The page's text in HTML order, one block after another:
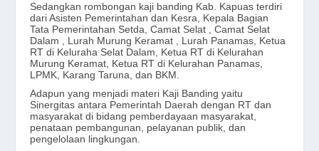
Sedangkan rombongan kaji banding Kab. Kapuas terdiri
dari Asisten Pemerintahan dan Kesra, Kepala Bagian
Tata Pemerintahan Setda, Camat Selat , Camat Selat
Dalam , Lurah Murung Keramat , Lurah Panamas, Ketua
RT di Keluraha Selat Dalam, Ketua RT di Kelurahan
Murung Keramat, Ketua RT di Kelurahan Panamas,
LPMK, Karang Taruna, dan BKM.
Adapun yang menjadi materi Kaji Banding yaitu
Sinergitas antara Pemerintah Daerah dengan RT dan
masyarakat di bidang pemberdayaan masyarakat,
penataan pembangunan, pelayanan publik, dan
pengelolaan lingkungan.